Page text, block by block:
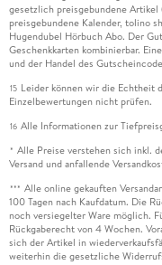
gesetzlich preisgebundene
preisgebundene Kalender, tolino
Hugendubel Hörbuch Abo. Der
Geschenkkarten kombinierbar.
und der Handel des
15 Leider können wir die Echtheit
Einzelbewertungen nicht prüfen.
16 Alle Informationen zur
* Alle Preise verstehen sich inkl.
Versand und anfallende
*** Alle online gekauften
100 Tagen nach Kaufdatum. Die
noch versiegelter Ware möglich.
Rückgaberecht von 4 Wochen.
sich der Artikel in
weiterhin die gesetzliche